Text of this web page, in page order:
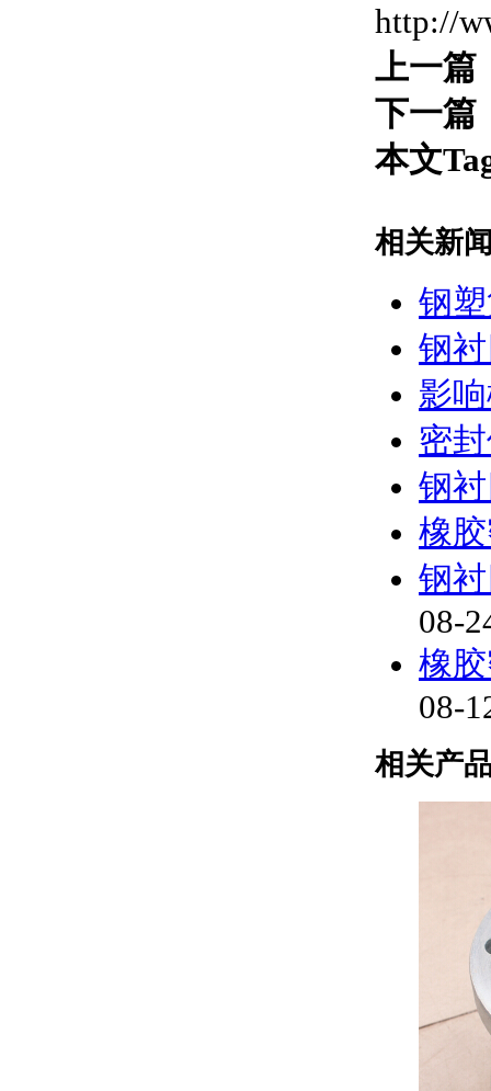
http://
上一篇
下一篇
本文
相关新
钢
钢
影
密
钢
橡
钢
08-
橡
08-
相关产